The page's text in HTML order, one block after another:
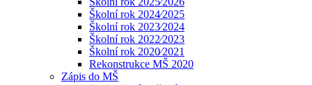
Školní rok 2024⁄2025
Školní rok 2023⁄2024
Školní rok 2022⁄2023
Školní rok 2020⁄2021
Rekonstrukce MŠ 2020
Zápis do MŠ